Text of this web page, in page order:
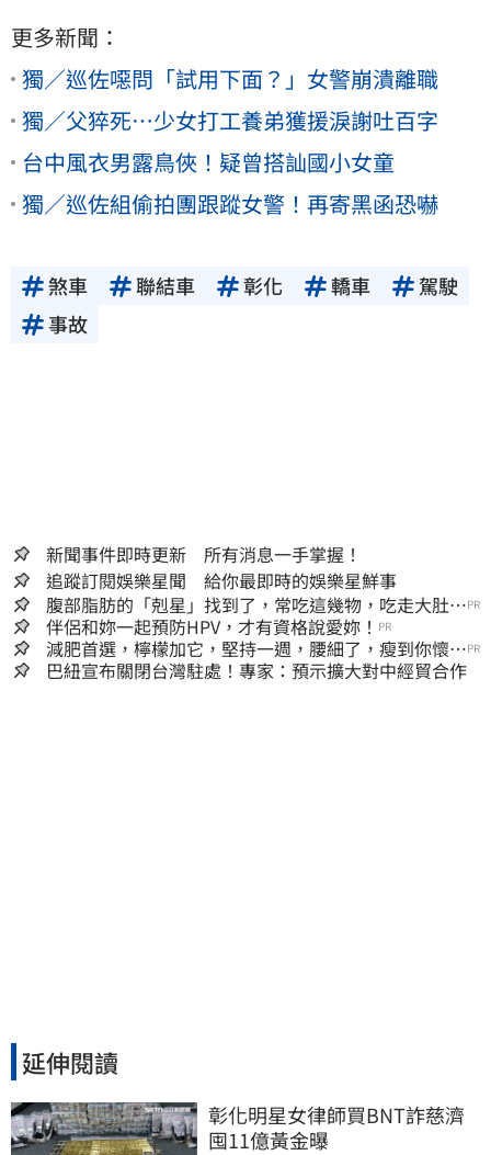
更多新聞：
獨／巡佐噁問「試用下面？」女警崩潰離職
獨／父猝死⋯少女打工養弟獲援淚謝吐百字
台中風衣男露鳥俠！疑曾搭訕國小女童
獨／巡佐組偷拍團跟蹤女警！再寄黑函恐嚇
煞車 聯結車 彰化 轎車
駕駛
事故
新聞事件即時更新 所有消息一手掌握！
追蹤訂閱娛樂星聞 給你最即時的娛樂星鮮事
腹部脂肪的「剋星」找到了，常吃這幾物，吃走大肚
囊，瘦出小蠻腰
PR
伴侶和妳一起預防HPV，才有資格說愛妳！ PR
減肥首選，檸檬加它，堅持一週，腰細了，瘦到你懷疑
人生
PR
巴紐宣布關閉台灣駐處！專家：預示擴大對中經貿合作
延伸閱讀
彰化明星女律師買BNT詐慈濟
囤11億黃金曝